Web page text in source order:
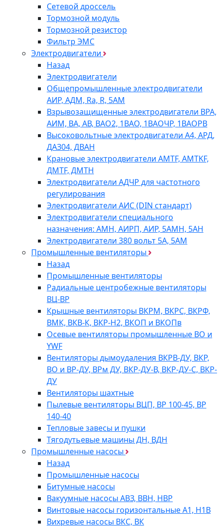
Сетевой дроссель
Тормозной модуль
Тормозной резистор
Фильтр ЭМС
Электродвигатели
Назад
Электродвигатели
Общепромышленные электродвигатели
АИР, АДМ, Ra, R, 5AM
Взрывозащищенные электродвигатели ВРА,
АИМ, ВА, АВ, ВАO2, 1ВАО, 1ВАОЧР, 1ВАОРВ
Высоковольтные электродвигатели A4, АРД,
ДАЗ04, ДВАН
Крановые электродвигатели AMTF, AMTKF,
ДMTF, ДМТН
Электродвигатели АДЧР для частотного
регулирования
Электродвигатели АИС (DIN стандарт)
Электродвигатели специального
назначения: АМН, АИРП, АИР, 5АМН, 5АН
Электродвигатели 380 вольт 5А, 5АМ
Промышленные вентиляторы
Назад
Промышленные вентиляторы
Радиальные центробежные вентиляторы
ВЦ-ВР
Крышные вентиляторы ВКРМ, ВКРС, ВКРФ,
ВМК, ВКВ-К, ВКР-Н2, ВКОП и ВКОПв
Осевые вентиляторы промышленные ВО и
YWF
Вентиляторы дымоудаления ВКРВ-ДУ, ВКР,
ВО и ВР-ДУ, ВРм ДУ, ВКР-ДУ-В, ВКР-ДУ-С, ВКР-
ДУ
Вентиляторы шахтные
Пылевые вентиляторы ВЦП, ВР 100-45, ВР
140-40
Тепловые завесы и пушки
Тягодутьевые машины ДН, ВДН
Промышленные насосы
Назад
Промышленные насосы
Битумные насосы
Вакуумные насосы АВЗ, ВВН, НВР
Винтовые насосы горизонтальные А1, Н1В
Вихревые насосы ВКС, ВК